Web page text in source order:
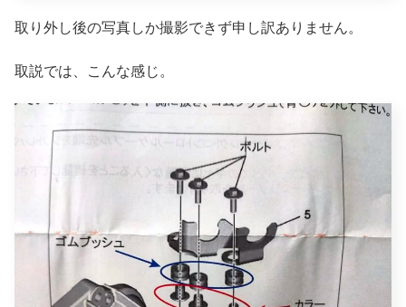
取り外し後の写真しか撮影できず申し訳ありません。
取説では、こんな感じ。